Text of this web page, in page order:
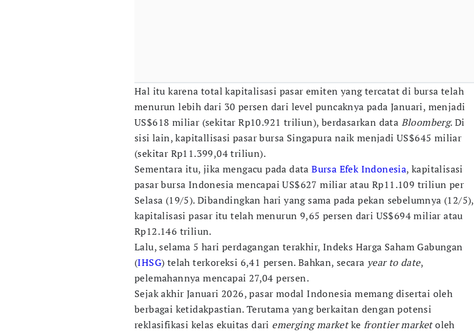
Hal itu karena total kapitalisasi pasar emiten yang tercatat di bursa telah
menurun lebih dari 30 persen dari level puncaknya pada Januari, menjadi
US$618 miliar (sekitar Rp10.921 triliun), berdasarkan data Bloomberg. Di
sisi lain, kapitallisasi pasar bursa Singapura naik menjadi US$645 miliar
(sekitar Rp11.399,04 triliun).
Sementara itu, jika mengacu pada dataBursa Efek Indonesia, kapitalisasi
pasar bursa Indonesia mencapai US$627 miliar atau Rp11.109 triliun per
Selasa (19/5). Dibandingkan hari yang sama pada pekan sebelumnya (12/5),
kapitalisasi pasar itu telah menurun 9,65 persen dari US$694 miliar atau
Rp12.146 triliun.
Lalu, selama 5 hari perdagangan terakhir, Indeks Harga Saham Gabungan
(IHSG) telah terkoreksi 6,41 persen. Bahkan, secara year to date,
pelemahannya mencapai 27,04 persen.
Sejak akhir Januari 2026, pasar modal Indonesia memang disertai oleh
berbagai ketidakpastian. Terutama yang berkaitan dengan potensi
reklasifikasi kelas ekuitas dari emerging marketke frontier marketoleh